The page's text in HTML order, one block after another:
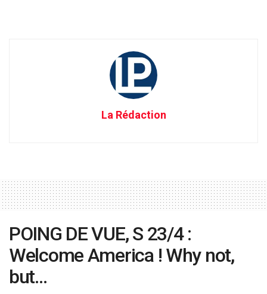
La Rédaction
POING DE VUE, S 23/4 :
Welcome America ! Why not,
but…